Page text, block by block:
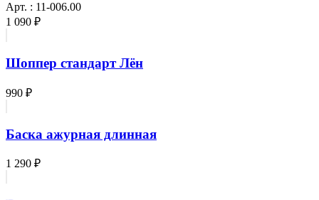
Арт. : 11-006.00
1 090 ₽
Шоппер стандарт Лён
990 ₽
Баска ажурная длинная
1 290 ₽